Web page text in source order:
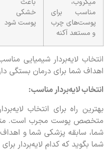
برای
چرب
آکنه
خشکی
پوست شود
لایه‌بردار شیمیایی مناسب
شما برای درمان بستگی دارد.
لایه‌بردار مناسب:
راه برای انتخاب
پوست مجرب است. متخصص
سابقه پزشکی شما و اهداف شما
که کدام لایه‌بردار برای